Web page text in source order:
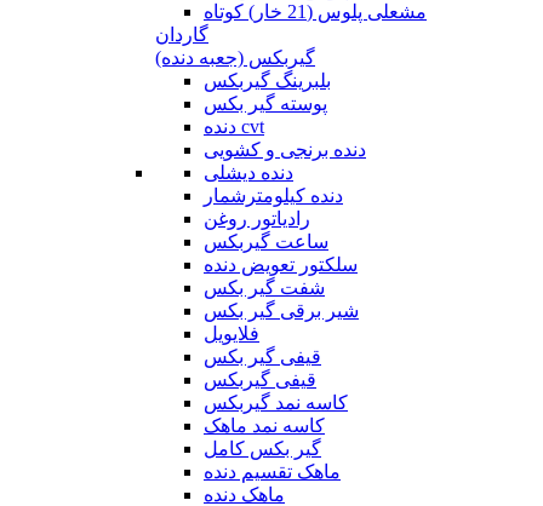
مشعلی پلوس (21 خار) کوتاه
گاردان
گیربکس (جعبه دنده)
بلبرینگ گیربکس
پوسته گیر بکس
دنده cvt
دنده برنجی و کشویی
دنده دیشلی
دنده کیلومترشمار
رادیاتور روغن
ساعت گیربکس
سلکتور تعویض دنده
شفت گیر بکس
شیر برقی گیر بکس
فلایویل
قیفی گیر بکس
قیفی گیربکس
کاسه نمد گیربکس
کاسه نمد ماهک
گیر بکس کامل
ماهک تقسیم دنده
ماهک دنده